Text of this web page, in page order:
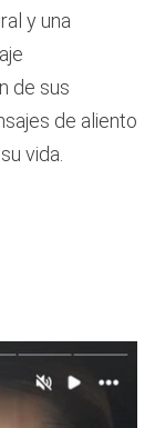
y una
de sus
de aliento
vida.